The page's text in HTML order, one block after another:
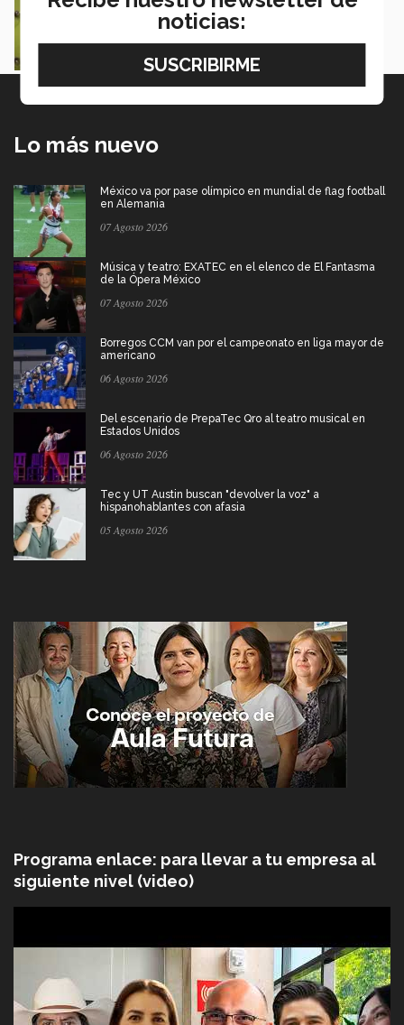
“Net & Draw” creó puente entre talento y la
industria creativa
Lo más nuevo
México va por pase olímpico en mundial de flag football
en Alemania
07 Agosto 2026
Música y teatro: EXATEC en el elenco de El Fantasma
de la Ópera México
07 Agosto 2026
Borregos CCM van por el campeonato en liga mayor de
americano
06 Agosto 2026
Del escenario de PrepaTec Qro al teatro musical en
Estados Unidos
06 Agosto 2026
Tec y UT Austin buscan "devolver la voz" a
hispanohablantes con afasia
05 Agosto 2026
Programa enlace: para llevar a tu empresa al
siguiente nivel (video)
noticias: